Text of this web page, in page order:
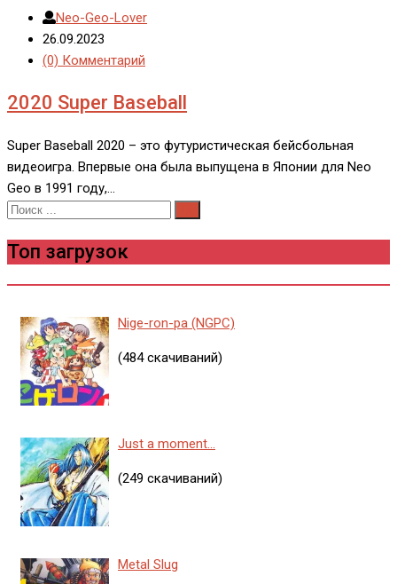
Neo-Geo-Lover
26.09.2023
(0) Комментарий
2020 Super Baseball
Super Baseball 2020 – это футуристическая бейсбольная
видеоигра. Впервые она была выпущена в Японии для Neo
Geo в 1991 году,…
Топ загрузок
Nige-ron-pa (NGPC)
(484 скачиваний)
Just a moment...
(249 скачиваний)
Metal Slug